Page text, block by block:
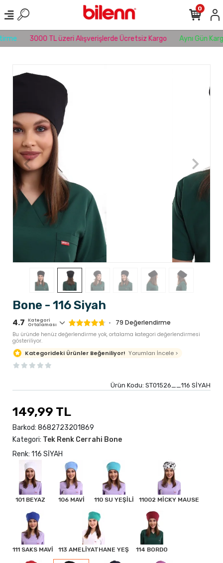
3000 TL üzeri Alışverişlerde Ücretsiz Kargo Aynı Gün Kargo
0
Bone - 116 Siyah
4.7 Kategori
Ortalaması 79 Değerlendirme
Bu üründe henüz değerlendirme yok, ortalama kategori değerlendirmesi
gösteriliyor.
Kategorideki Ürünler Beğeniliyor! Yorumları İncele >
Ürün Kodu: ST01526__116 SİYAH
149,99 TL
Barkod: 8682723201869
Kategori: Tek Renk Cerrahi Bone
Renk: 116 SİYAH
101 BEYAZ 106 MAVİ 110 SU YEŞİLİ 11002 MİCKY MAUSE
111 SAKS MAVİ 113 AMELİYATHANE YEŞ 114 BORDO